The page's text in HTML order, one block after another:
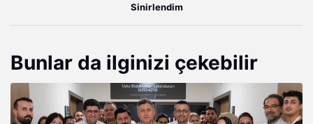
Sinirlendim
Bunlar da ilginizi çekebilir